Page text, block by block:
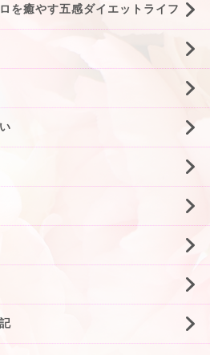
を癒やす五感ダイエットライフ